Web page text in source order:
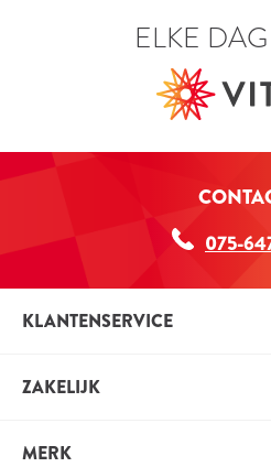
ELKE
075-
KLANTENSERVICE
VERZENDINFORMATIE
ZAKELIJK
MERK